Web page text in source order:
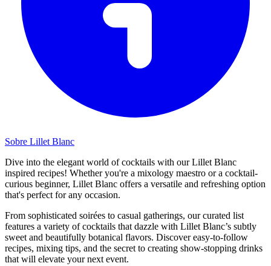
Sobre Lillet Blanc
Dive into the elegant world of cocktails with our Lillet Blanc
inspired recipes! Whether you're a mixology maestro or a cocktail-
curious beginner, Lillet Blanc offers a versatile and refreshing option
that's perfect for any occasion.
From sophisticated soirées to casual gatherings, our curated list
features a variety of cocktails that dazzle with Lillet Blanc’s subtly
sweet and beautifully botanical flavors. Discover easy-to-follow
recipes, mixing tips, and the secret to creating show-stopping drinks
that will elevate your next event.